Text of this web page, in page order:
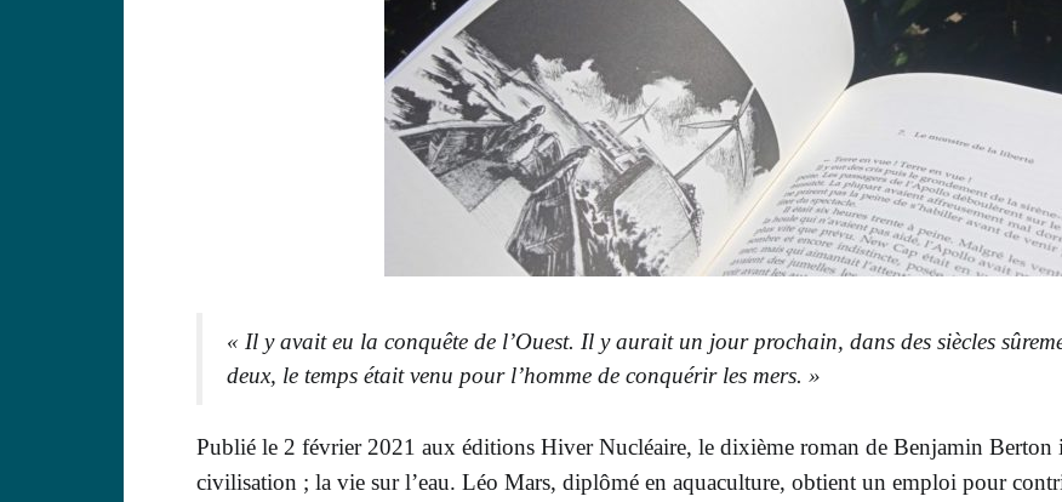
« Il y avait eu la conquête de l’Ouest. Il y aurait un jour prochain, dans des siècles
deux, le temps était venu pour l’homme de conquérir les mers. »
Publié le 2 février 2021 aux éditions Hiver Nucléaire, le dixième roman de Benjamin
civilisation ; la vie sur l’eau. Léo Mars, diplômé en aquaculture, obtient un emploi pour